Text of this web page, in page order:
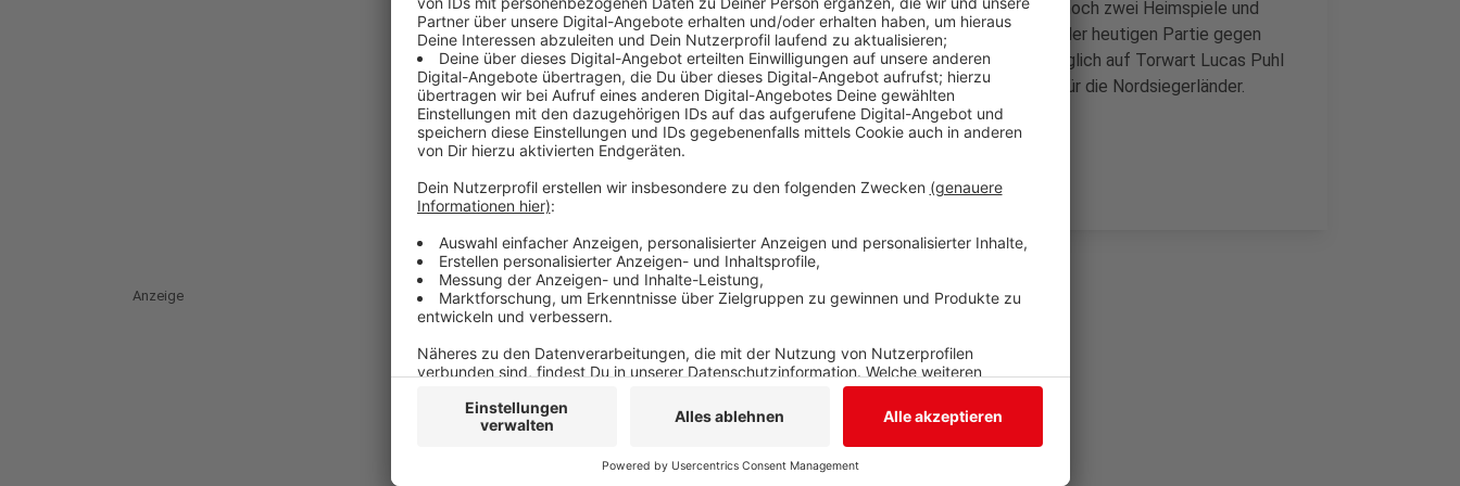
Bundesliga den Aufstiegsanwärter HSC Coburg. „Wir haben jetzt noch zwei Heimspiele und
wollen da alles rausholen“ versprach Trainer Michael Lerscht vor der heutigen Partie gegen
den Tabellendritten. Personell muss der Ferndorfer Coach womöglich auf Torwart Lucas Puhl
verzichten. Der Schlussmann war zuletzt ein wichtiger Rückhalt für die Nordsiegerländer.
Anzeige
Anzeige